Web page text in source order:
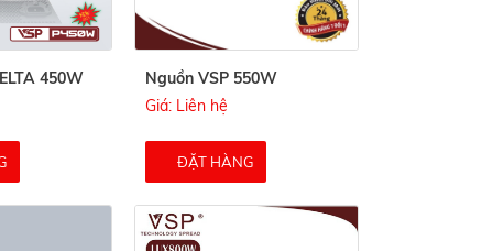
450W
Nguồn VSP 550W
Giá: Liên hệ
ĐẶT HÀNG